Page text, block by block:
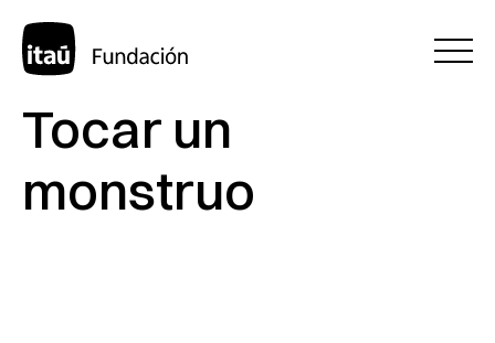
Tocar un
monstruo